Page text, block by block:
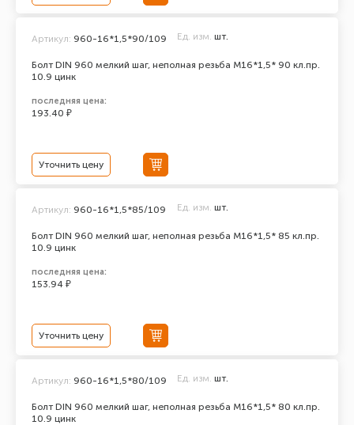
Болт DIN 960 мелкий шаг, неполная резьба M16*1,5* 90 кл.пр.
10.9 цинк
Артикул: 960-16*1,5*90/109 Ед. изм. шт.
последняя цена:
193.40 ₽
Уточнить цену
Болт DIN 960 мелкий шаг, неполная резьба M16*1,5* 85 кл.пр.
10.9 цинк
Артикул: 960-16*1,5*85/109 Ед. изм. шт.
последняя цена:
153.94 ₽
Уточнить цену
Болт DIN 960 мелкий шаг, неполная резьба M16*1,5* 80 кл.пр.
10.9 цинк
Артикул: 960-16*1,5*80/109 Ед. изм. шт.